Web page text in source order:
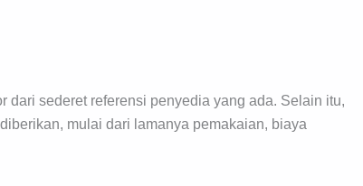
dari sederet referensi penyedia yang ada. Selain itu,
mulai dari lamanya pemakaian, biaya